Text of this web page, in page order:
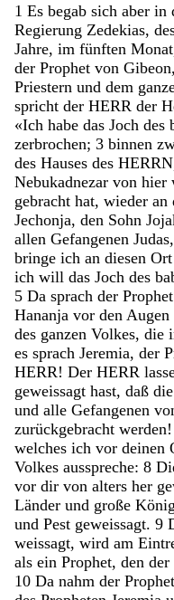
1 Es begab sich aber in
Regierung Zedekias,
Jahre, im fünften Monat
der Prophet von Gibeon,
Priestern und dem
spricht der HERR der
«Ich habe das Joch des
zerbrochen; 3 binnen
des Hauses des HERRN
Nebukadnezar von hier
gebracht hat, wieder an
Jechonja, den Sohn
allen Gefangenen Judas,
bringe ich an diesen Ort
ich will das Joch des
5 Da sprach der Prophet
Hananja vor den Augen
des ganzen Volkes, die
es sprach Jeremia, der
HERR! Der HERR
geweissagt hast, daß die
und alle Gefangenen
zurückgebracht werden!
welches ich vor deinen
Volkes ausspreche: 8
vor dir von alters her
Länder und große
und Pest geweissagt. 9
weissagt, wird am
als ein Prophet, den der
10 Da nahm der Prophet